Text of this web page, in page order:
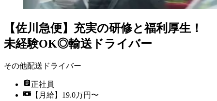
【佐川急便】充実の研修と福利厚生！
未経験OK◎輸送ドライバー
その他配送ドライバー
正社員
【月給】19.0万円〜